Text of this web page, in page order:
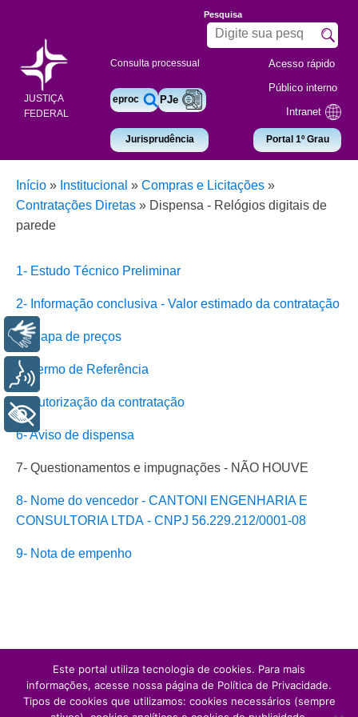
JUSTIÇA
FEDERAL
Consulta processual
eproc PJe
Jurisprudência
Pesquisa
Acesso rápido
Público interno
Intranet
Portal 1º Grau
Início » Institucional » Compras e Licitações »
Contratações Diretas » Dispensa - Relógios digitais de
parede
1- Estudo Técnico Preliminar
2- Informação conclusiva - Valor estimado da contratação
3- Mapa de preços
4- Termo de Referência
5- Autorização da contratação
6- Aviso de dispensa
7- Questionamentos e impugnações - NÃO HOUVE
8- Nome do vencedor - CANTONI ENGENHARIA E
CONSULTORIA LTDA - CNPJ 56.229.212/0001-08
9- Nota de empenho
Este portal utiliza tecnologia de cookies. Para mais
informações, acesse nossa página de Política de Privacidade.
Tipos de cookies que utilizamos: cookies necessários (sempre
Libras
Voz
+ Acessibilidade